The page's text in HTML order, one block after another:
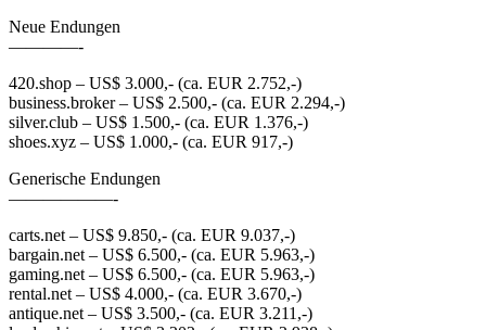
Neue Endungen
————-
420.shop – US$ 3.000,- (ca. EUR 2.752,-)
business.broker – US$ 2.500,- (ca. EUR 2.294,-)
silver.club – US$ 1.500,- (ca. EUR 1.376,-)
shoes.xyz – US$ 1.000,- (ca. EUR 917,-)
Generische Endungen
——————-
carts.net – US$ 9.850,- (ca. EUR 9.037,-)
bargain.net – US$ 6.500,- (ca. EUR 5.963,-)
gaming.net – US$ 6.500,- (ca. EUR 5.963,-)
rental.net – US$ 4.000,- (ca. EUR 3.670,-)
antique.net – US$ 3.500,- (ca. EUR 3.211,-)